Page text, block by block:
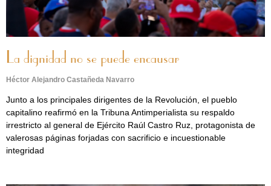
La dignidad no se puede encausar
Héctor Alejandro Castañeda Navarro
Junto a los principales dirigentes de la Revolución, el pueblo
capitalino reafirmó en la Tribuna Antimperialista su respaldo
irrestricto al general de Ejército Raúl Castro Ruz, protagonista de
valerosas páginas forjadas con sacrificio e incuestionable
integridad